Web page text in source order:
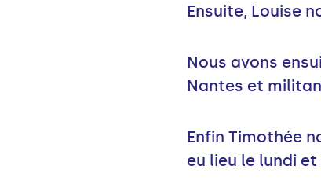
Ensuite, Louise
Nous avons
Nantes et
Enfin Timothée
eu lieu le lundi